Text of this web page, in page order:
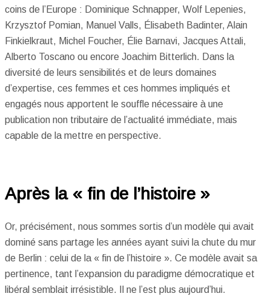
coins de l’Europe : Dominique Schnapper, Wolf Lepenies,
Krzysztof Pomian, Manuel Valls, Élisabeth Badinter, Alain
Finkielkraut, Michel Foucher, Élie Barnavi, Jacques Attali,
Alberto Toscano ou encore Joachim Bitterlich. Dans la
diversité de leurs sensibilités et de leurs domaines
d’expertise, ces femmes et ces hommes impliqués et
engagés nous apportent le souffle nécessaire à une
publication non tributaire de l’actualité immédiate, mais
capable de la mettre en perspective.
Après la « fin de l’histoire »
Or, précisément, nous sommes sortis d’un modèle qui avait
dominé sans partage les années ayant suivi la chute du mur
de Berlin : celui de la « fin de l’histoire ». Ce modèle avait sa
pertinence, tant l’expansion du paradigme démocratique et
libéral semblait irrésistible. Il ne l’est plus aujourd’hui.